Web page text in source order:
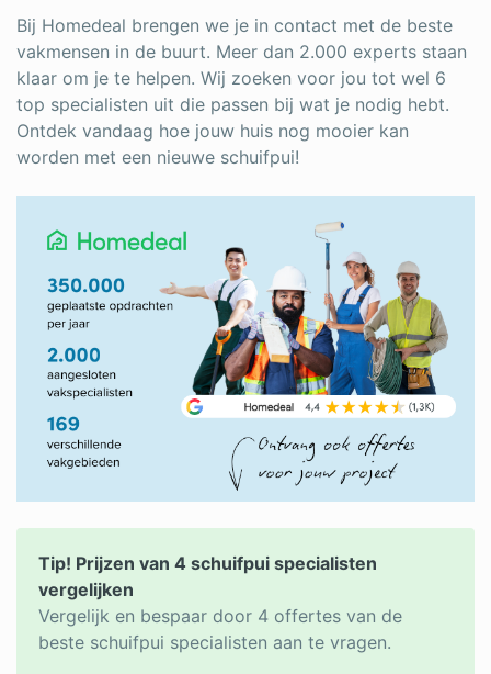
Bij Homedeal brengen we je in contact met de beste
vakmensen in de buurt. Meer dan 2.000 experts staan
klaar om je te helpen. Wij zoeken voor jou tot wel 6
top specialisten uit die passen bij wat je nodig hebt.
Ontdek vandaag hoe jouw huis nog mooier kan
worden met een nieuwe schuifpui!
Tip! Prijzen van 4 schuifpui specialisten
vergelijken
Vergelijk en bespaar door 4 offertes van de
beste schuifpui specialisten aan te vragen.